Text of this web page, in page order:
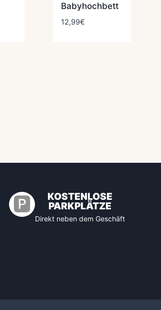
Babyhochbett
12,99€
🅿️
KOSTENLOSE
PARKPLÄTZE
Direkt neben dem Geschäft